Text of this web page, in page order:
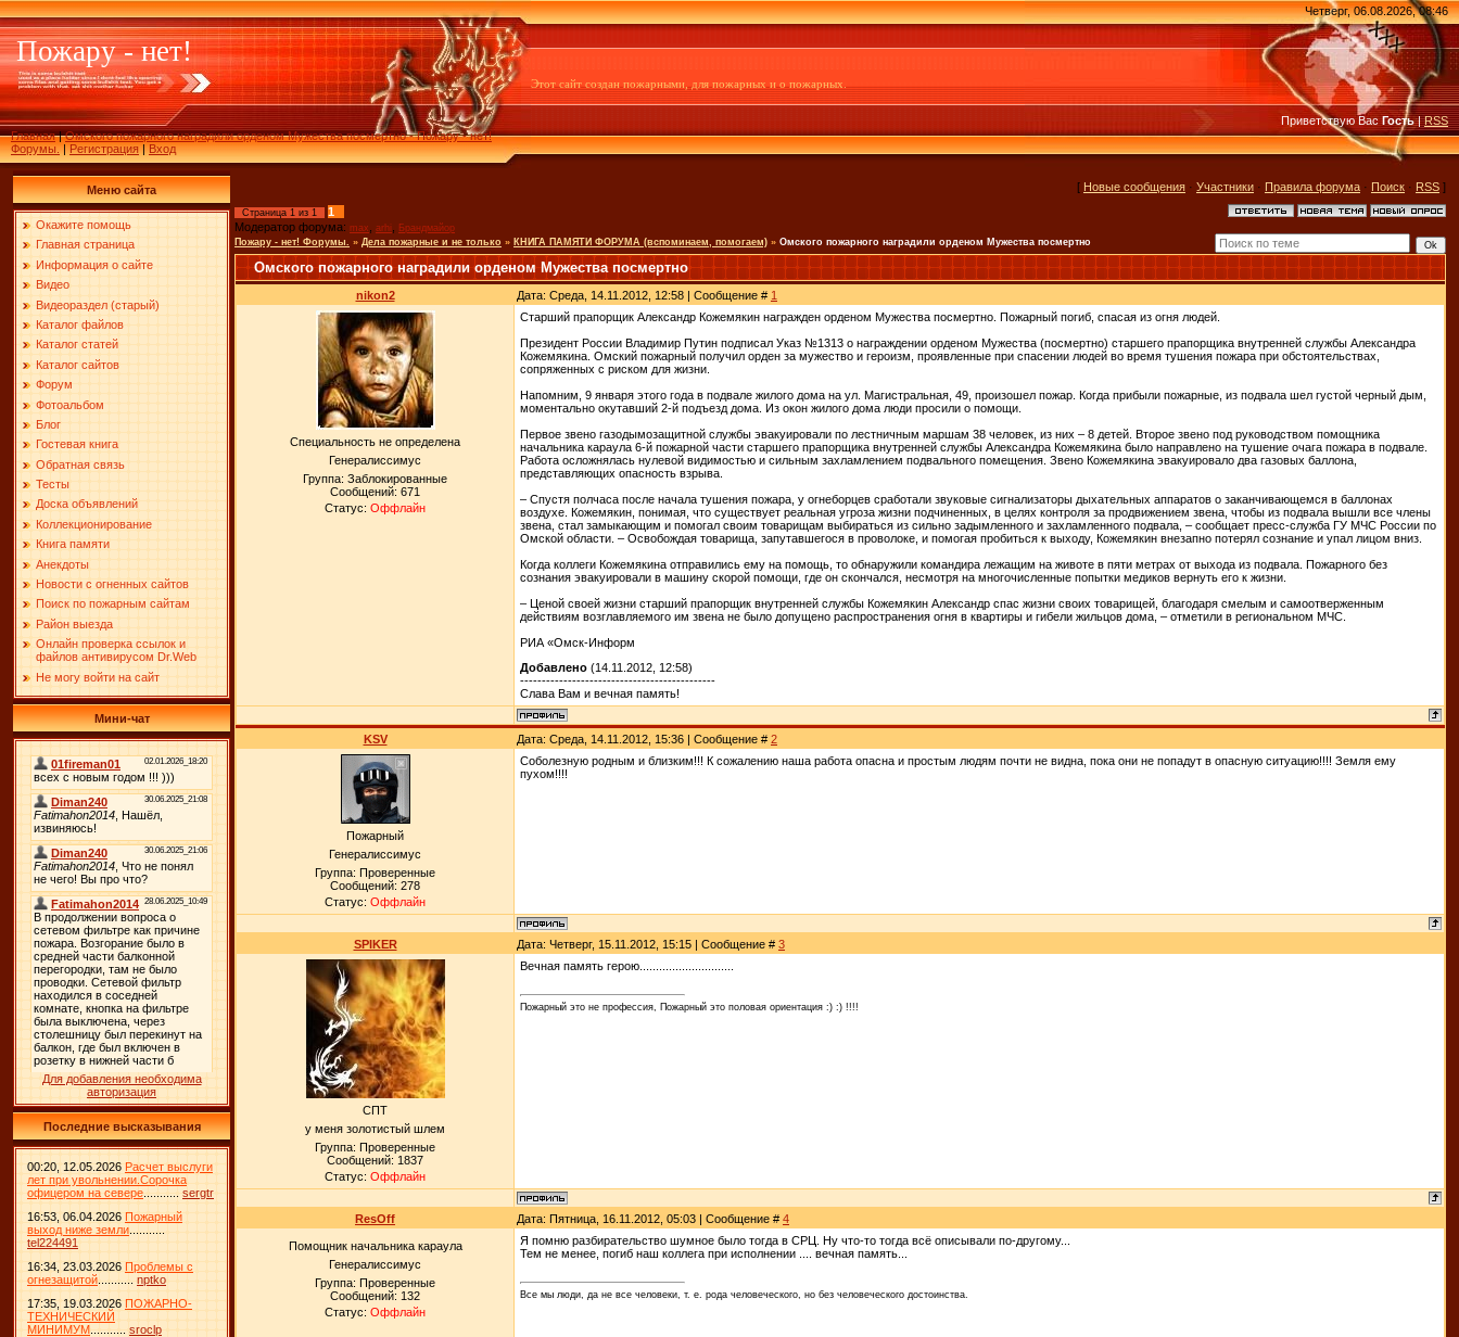
Пожару - нет!
Главная|Омского пожарного наградили орденом Мужества посмертно - Пожару - нет!
Форумы.|Регистрация|Вход
Этот сайт создан пожарными, для пожарных и о пожарных.
Четверг, 06.08.2026, 08:46
Приветствую Вас Гость|RSS
Меню сайта
Окажите помощь
Главная страница
Информация о сайте
Видео
Видеораздел (старый)
Каталог файлов
Каталог статей
Каталог сайтов
Форум
Фотоальбом
Блог
Гостевая книга
Обратная связь
Тесты
Доска объявлений
Коллекционирование
Книга памяти
Анекдоты
Новости с огненных сайтов
Поиск по пожарным сайтам
Район выезда
Онлайн проверка ссылок и
файлов антивирусом Dr.Web
Не могу войти на сайт
Мини-чат
Для добавления необходима
авторизация
Последние высказывания
00:20, 12.05.2026 Расчет выслуги
лет при увольнении.Сорочка
офицером на севере
sergtr
16:53, 06.04.2026 Пожарный
выход ниже земли
tel224491
16:34, 23.03.2026 Проблемы с
огнезащитой
nptko
17:35, 19.03.2026 ПОЖАРНО-
ТЕХНИЧЕСКИЙ
МИНИМУМ
sroclp
[ Новые сообщения · Участники · Правила форума · Поиск · RSS ]
Страница 1 из 1
1
Модератор форума: max arhi
Брандмайор
Пожару - нет! Форумы. » Дела пожарные и не только » КНИГА ПАМЯТИ ФОРУМА (вспоминаем, помогаем) » Омского пожарного наградили орденом Мужества посмертно
Омского пожарного наградили орденом Мужества посмертно
nikon2 Дата: Среда, 14.11.2012, 12:58 | Сообщение # 1
Специальность не определена
Генералиссимус
Группа: Заблокированные
Сообщений: 671
Статус: Оффлайн
Старший прапорщик Александр Кожемякин награжден орденом Мужества посмертно. Пожарный погиб, спасая из огня людей.
Президент России Владимир Путин подписал Указ №1313 о награждении орденом Мужества (посмертно) старшего прапорщика внутренней службы Александра
Кожемякина. Омский пожарный получил орден за мужество и героизм, проявленные при спасении людей во время тушения пожара при обстоятельствах,
сопряженных с риском для жизни.
Напомним, 9 января этого года в подвале жилого дома на ул. Магистральная, 49, произошел пожар. Когда прибыли пожарные, из подвала шел густой черный дым,
моментально окутавший 2-й подъезд дома. Из окон жилого дома люди просили о помощи.
Первое звено газодымозащитной службы эвакуировали по лестничным маршам 38 человек, из них – 8 детей. Второе звено под руководством помощника
начальника караула 6-й пожарной части старшего прапорщика внутренней службы Александра Кожемякина было направлено на тушение очага пожара в подвале.
Работа осложнялась нулевой видимостью и сильным захламлением подвального помещения. Звено Кожемякина эвакуировало два газовых баллона,
представляющих опасность взрыва.
– Спустя полчаса после начала тушения пожара, у огнеборцев сработали звуковые сигнализаторы дыхательных аппаратов о заканчивающемся в баллонах
воздухе. Кожемякин, понимая, что существует реальная угроза жизни подчиненных, в целях контроля за продвижением звена, чтобы из подвала вышли все члены
звена, стал замыкающим и помогал своим товарищам выбираться из сильно задымленного и захламленного подвала, – сообщает пресс-служба ГУ МЧС России по
Омской области. – Освобождая товарища, запутавшегося в проволоке, и помогая пробиться к выходу, Кожемякин внезапно потерял сознание и упал лицом вниз.
Когда коллеги Кожемякина отправились ему на помощь, то обнаружили командира лежащим на животе в пяти метрах от выхода из подвала. Пожарного без
сознания эвакуировали в машину скорой помощи, где он скончался, несмотря на многочисленные попытки медиков вернуть его к жизни.
– Ценой своей жизни старший прапорщик внутренней службы Кожемякин Александр спас жизни своих товарищей, благодаря смелым и самоотверженным
действиям возглавляемого им звена не было допущено распространения огня в квартиры и гибели жильцов дома, – отметили в региональном МЧС.
РИА «Омск-Информ
Добавлено (14.11.2012, 12:58)
---------------------------------------------
Слава Вам и вечная память!
KSV Дата: Среда, 14.11.2012, 15:36 | Сообщение # 2
Пожарный
Генералиссимус
Группа: Проверенные
Сообщений: 278
Статус: Оффлайн
Соболезную родным и близким!!! К сожалению наша работа опасна и простым людям почти не видна, пока они не попадут в опасную ситуацию!!!! Земля ему
пухом!!!!
SPIKER Дата: Четверг, 15.11.2012, 15:15 | Сообщение # 3
СПТ
у меня золотистый шлем
Группа: Проверенные
Сообщений: 1837
Статус: Оффлайн
Вечная память герою.............................
Пожарный это не профессия, Пожарный это половая ориентация :) :) !!!!
ResOff Дата: Пятница, 16.11.2012, 05:03 | Сообщение # 4
Помощник начальника караула
Генералиссимус
Группа: Проверенные
Сообщений: 132
Статус: Оффлайн
Я помню разбирательство шумное было тогда в СРЦ. Ну что-то тогда всё описывали по-другому...
Тем не менее, погиб наш коллега при исполнении .... вечная память...
Все мы люди, да не все человеки, т. е. рода человеческого, но без человеческого достоинства.